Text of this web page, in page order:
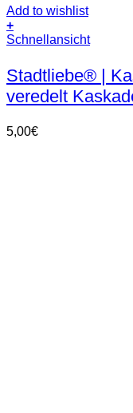
Add to wishlist
+
Schnellansicht
Stadtliebe® |
veredelt
5,00€